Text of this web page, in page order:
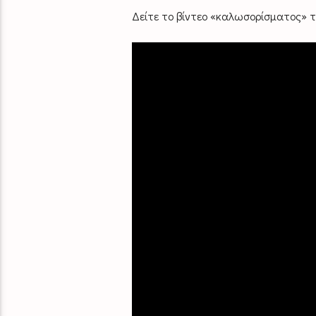
Δείτε το βίντεο «καλωσορίσματος»